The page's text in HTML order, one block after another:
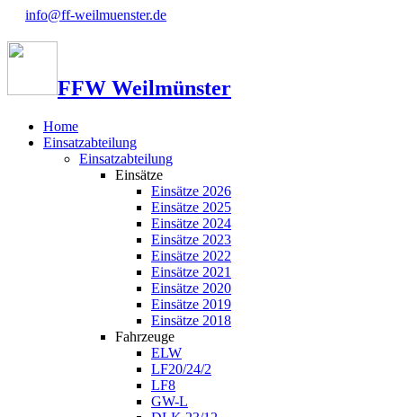
info@ff-weilmuenster.de
FFW Weilmünster
Home
Einsatzabteilung
Einsatzabteilung
Einsätze
Einsätze 2026
Einsätze 2025
Einsätze 2024
Einsätze 2023
Einsätze 2022
Einsätze 2021
Einsätze 2020
Einsätze 2019
Einsätze 2018
Fahrzeuge
ELW
LF20/24/2
LF8
GW-L